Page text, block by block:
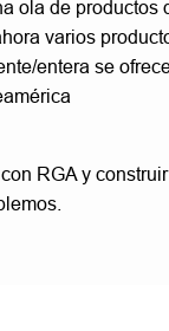
ola de productos
varios
entera se
RGA y